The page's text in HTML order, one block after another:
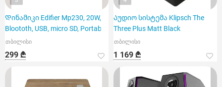
Დინამიკი Edifier Mp230, 20W,
Bloototh, USB, micro SD, Portab
თბილისი
299 ₾
Აუდიო სისტემა Klipsch The
Three Plus Matt Black
თბილისი
1 169 ₾